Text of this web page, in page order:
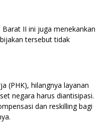
II ini juga menekankan
tersebut tidak
(PHK), hilangnya layanan
negara harus diantisipasi.
dan reskilling bagi